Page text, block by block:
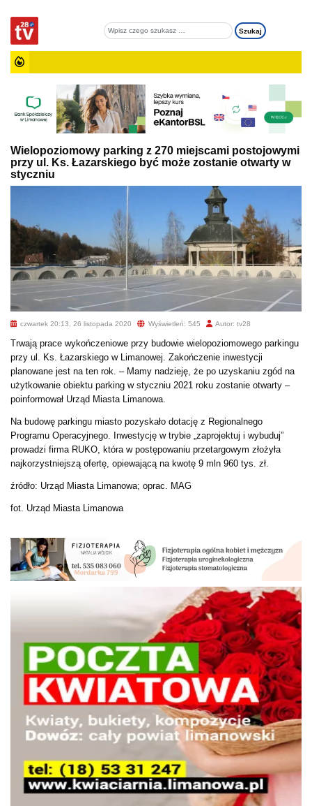
Wielopoziomowy parking z 270 miejscami postojowymi
przy ul. Ks. Łazarskiego być może zostanie otwarty w
styczniu
czwartek 20:13, 26 listopada 2020 Wyświetleń: 545 Autor: tv28
Trwają prace wykończeniowe przy budowie wielopoziomowego parkingu
przy ul. Ks. Łazarskiego w Limanowej. Zakończenie inwestycji
planowane jest na ten rok. – Mamy nadzieję, że po uzyskaniu zgód na
użytkowanie obiektu parking w styczniu 2021 roku zostanie otwarty –
poinformował Urząd Miasta Limanowa.
Na budowę parkingu miasto pozyskało dotację z Regionalnego
Programu Operacyjnego. Inwestycję w trybie „zaprojektuj i wybuduj”
prowadzi firma RUKO, która w postępowaniu przetargowym złożyła
najkorzystniejszą ofertę, opiewającą na kwotę 9 mln 960 tys. zł.
źródło: Urząd Miasta Limanowa; oprac. MAG
fot. Urząd Miasta Limanowa